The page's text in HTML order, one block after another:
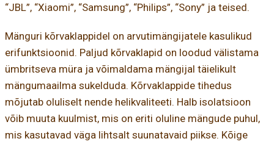
“JBL”, “Xiaomi”, “Samsung”, “Philips”, “Sony” ja teised.
Mänguri kõrvaklappidel on arvutimängijatele kasulikud
erifunktsioonid. Paljud kõrvaklapid on loodud välistama
ümbritseva müra ja võimaldama mängijal täielikult
mängumaailma sukelduda. Kõrvaklappide tihedus
mõjutab oluliselt nende helikvaliteeti. Halb isolatsioon
võib muuta kuulmist, mis on eriti oluline mängude puhul,
mis kasutavad väga lihtsalt suunatavaid piikse. Kõige